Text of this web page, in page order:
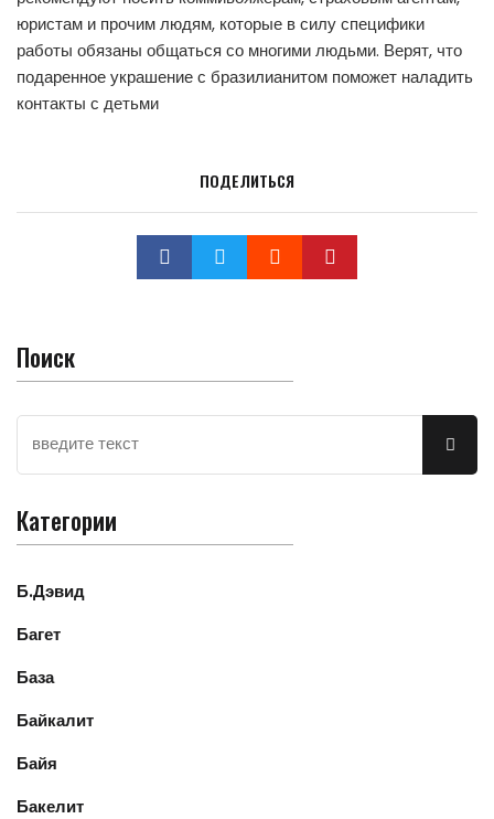
юристам и прочим людям, которые в силу специфики
работы обязаны общаться со многими людьми. Верят, что
подаренное украшение с бразилианитом поможет наладить
контакты с детьми
ПОДЕЛИТЬСЯ
Поиск
Категории
Б.Дэвид
Багет
База
Байкалит
Байя
Бакелит